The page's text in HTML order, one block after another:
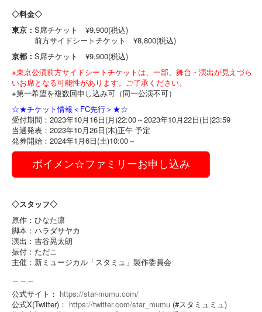
◇料金◇
東京： S席チケット ¥9,900(税込)
前方サイドシートチケット ¥8,800(税込)
京都： S席チケット ¥9,900(税込)
※東京公演前方サイドシートチケットは、一部、舞台・演出が見えづら
いお席となる可能性があります。ご了承ください。
※第一希望を複数回申し込み可（同一公演不可）
☆★チケット情報＜FC先行＞★☆
受付期間：2023年10月16日(月)22:00～2023年10月22日(日)23:59
当選発表：2023年10月26日(木)正午 予定
発券開始：2024年1月6日(土)10:00～
ボイメン☆ファミリーお申し込み
◇スタッフ◇
原作：ひなた凛
脚本：ハラダサヤカ
演出：吉谷晃太朗
振付：ただこ
主催：新ミュージカル「スタミュ」製作委員会
公式サイト： https://star-mumu.com/
公式X(Twitter)： https://twitter.com/star_mumu (#スタミュミュ)